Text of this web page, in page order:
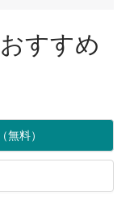
すすめ
無料）